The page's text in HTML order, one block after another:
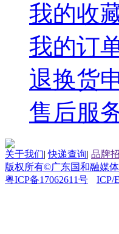
我的收
我的订
退换货
售后服
关于我们|快递查询| 品牌
版权所有©广东国和融媒
粤ICP备17062611号
ICP/